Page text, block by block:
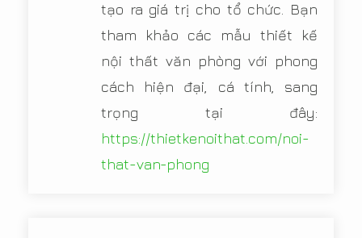
tạo ra giá trị cho tổ chức. Bạn
tham khảo các mẫu thiết kế
nội thất văn phòng với phong
cách hiện đại, cá tính, sang
trọng tại đây:
https://thietkenoithat.com/noi-
that-van-phong